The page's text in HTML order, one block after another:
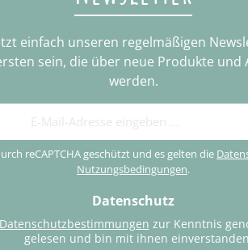
einfach unseren regelmäßigen
sein, die über neue Produkte
werden.
reCAPTCHA geschützt und es gelten die
Nutzungsbedingungen.
Datenschutz
Datenschutzbestimmungen zur Kenntnis
gelesen und bin mit ihnen